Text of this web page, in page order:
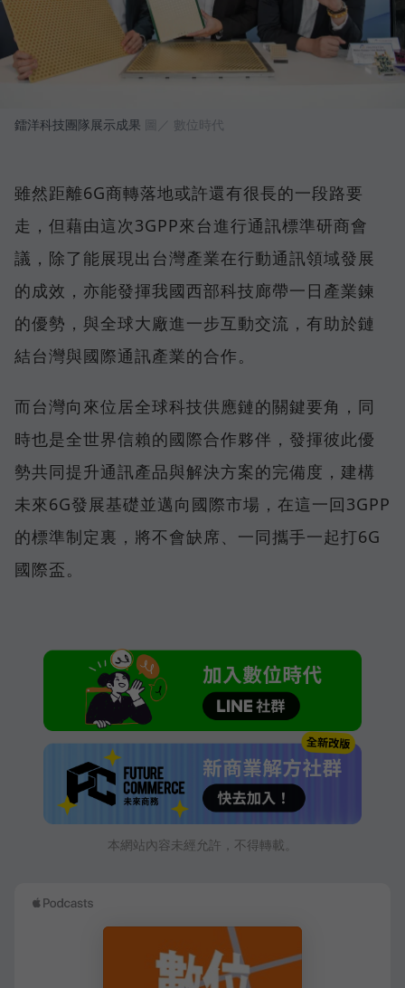
鐳洋科技團隊展示成果 圖／ 數位時代
雖然距離6G商轉落地或許還有很長的一段路要
走，但藉由這次3GPP來台進行通訊標準研商會
議，除了能展現出台灣產業在行動通訊領域發展
的成效，亦能發揮我國西部科技廊帶一日產業鍊
的優勢，與全球大廠進一步互動交流，有助於鏈
結台灣與國際通訊產業的合作。
而台灣向來位居全球科技供應鏈的關鍵要角，同
時也是全世界信賴的國際合作夥伴，發揮彼此優
勢共同提升通訊產品與解決方案的完備度，建構
未來6G發展基礎並邁向國際市場，在這一回3GPP
的標準制定裏，將不會缺席、一同攜手一起打6G
國際盃。
本網站內容未經允許，不得轉載。